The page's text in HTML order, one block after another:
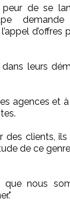
de se
demande
d’offres
leurs
agences et
clients,
de ce
que nous